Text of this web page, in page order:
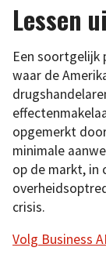
Lessen
Een soortgelijk
waar de
opgemerkt
minimale
op de markt, in
crisis.
Volg Business